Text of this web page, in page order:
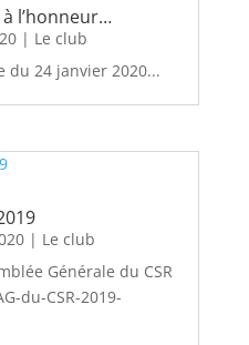
à l’honneur…
| Le club
du 24 janvier 2020...
| Le club
Générale du CSR
du-CSR-2019-